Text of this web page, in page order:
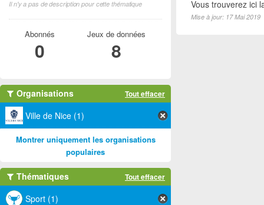
Vous trouverez ici
Mise à jour: 17 Mai 2019
Il n'y a pas de description pour cette thématique
Abonnés
0
Jeux de données
8
Organisations Tout effacer
Ville de Nice (1)
Montrer uniquement les organisations
populaires
Thématiques Tout effacer
Sport (1)